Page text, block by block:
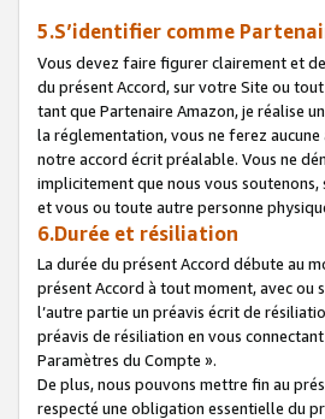
5.S’identifier comme
Vous devez faire figurer clairement et
du présent Accord, sur votre Site ou
tant que Partenaire Amazon, je réalise
la réglementation, vous ne ferez
notre accord écrit préalable. Vous ne
implicitement que nous vous
et vous ou toute autre personne
6.Durée et résiliation
La durée du présent Accord débute au
présent Accord à tout moment, avec ou
l’autre partie un préavis écrit de
préavis de résiliation en vous
Paramètres du Compte ».
De plus, nous pouvons mettre fin au
respecté une obligation essentielle du